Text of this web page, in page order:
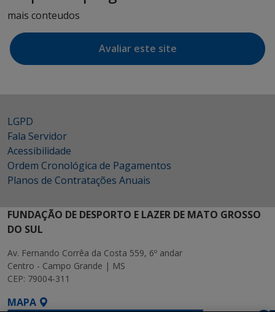
mais conteudos
Avaliar este site
LGPD
Fala Servidor
Acessibilidade
Ordem Cronológica de Pagamentos
Planos de Contratações Anuais
FUNDAÇÃO DE DESPORTO E LAZER DE MATO GROSSO
DO SUL
Av. Fernando Corrêa da Costa 559, 6º andar
Centro - Campo Grande | MS
CEP: 79004-311
MAPA